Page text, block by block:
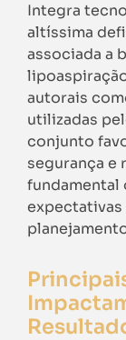
Integra
altíssima
associada a
autorais
utilizadas
conjunto
segurança e
fundamental
expectativas